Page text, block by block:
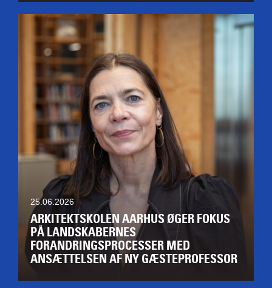
25.06.2026
ARKITEKTSKOLEN AARHUS ØGER FOKUS
PÅ LANDSKABERNES
FORANDRINGSPROCESSER MED
ANSÆTTELSEN AF NY GÆSTEPROFESSOR